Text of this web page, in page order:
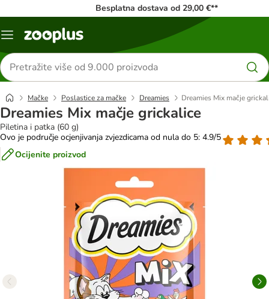
Besplatna dostava od 29,00 €**
Izbornik
Traži
proizvode
Mačke Poslastice za mačke Dreamies Dreamies Mix mačje
Dreamies Mix mačje grickalice
Piletina i patka (60 g)
Ovo je područje ocjenjivanja zvjezdicama od nula do 5: 4.9/5
Ocijenite proizvod